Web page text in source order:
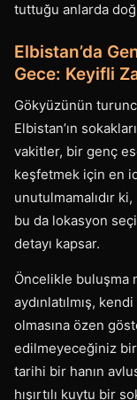
tuttuğu anlarda
Elbistan’da
Gece: Keyifli
Gökyüzünün
Elbistan’ın
vakitler, bir genç
keşfetmek için en
unutulmamalıdır
bu da lokasyon
detayı kapsar.
Öncelikle buluşma
aydınlatılmış,
olmasına özen
edilmeyeceğiniz
tarihi bir hanın
hışırtılı kuytu bir